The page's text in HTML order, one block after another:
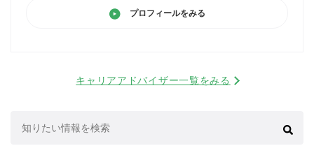
プロフィールをみる
キャリアアドバイザー一覧をみる